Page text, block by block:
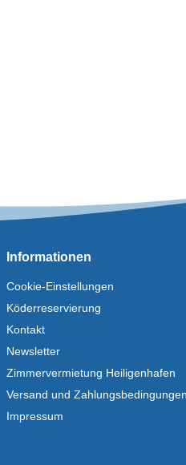
Informationen
Cookie-Einstellungen
Köderreservierung
Kontakt
Newsletter
Zimmervermietung Heiligenhafen
Versand und Zahlungsbedingungen
Impressum